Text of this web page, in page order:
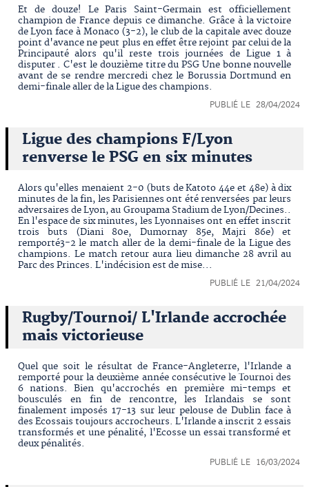
Et de douze! Le Paris Saint-Germain est officiellement
champion de France depuis ce dimanche. Grâce à la victoire
de Lyon face à Monaco (3-2), le club de la capitale avec douze
point d'avance ne peut plus en effet être rejoint par celui de la
Principauté alors qu'il reste trois journées de Ligue 1 à
disputer . C'est le douzième titre du PSG Une bonne nouvelle
avant de se rendre mercredi chez le Borussia Dortmund en
demi-finale aller de la Ligue des champions.
PUBLIÉ LE 28/04/2024
Ligue des champions F/Lyon
renverse le PSG en six minutes
Alors qu'elles menaient 2-0 (buts de Katoto 44e et 48e) à dix
minutes de la fin, les Parisiennes ont été renversées par leurs
adversaires de Lyon, au Groupama Stadium de Lyon/Decines..
En l'espace de six minutes, les Lyonnaises ont en effet inscrit
trois buts (Diani 80e, Dumornay 85e, Majri 86e) et
remporté3-2 le match aller de la demi-finale de la Ligue des
champions. Le match retour aura lieu dimanche 28 avril au
Parc des Princes. L'indécision est de mise...
PUBLIÉ LE 21/04/2024
Rugby/Tournoi/ L'Irlande accrochée
mais victorieuse
Quel que soit le résultat de France-Angleterre, l'Irlande a
remporté pour la deuxième année consécutive le Tournoi des
6 nations. Bien qu'accrochés en première mi-temps et
bousculés en fin de rencontre, les Irlandais se sont
finalement imposés 17-13 sur leur pelouse de Dublin face à
des Ecossais toujours accrocheurs. L'Irlande a inscrit 2 essais
transformés et une pénalité, l'Ecosse un essai transformé et
deux pénalités.
PUBLIÉ LE 16/03/2024